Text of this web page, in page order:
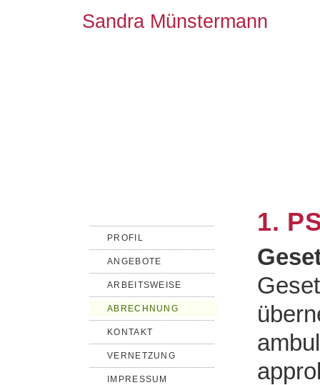
Sandra Münstermann
PROFIL
ANGEBOTE
ARBEITSWEISE
ABRECHNUNG
KONTAKT
VERNETZUNG
IMPRESSUM
1.